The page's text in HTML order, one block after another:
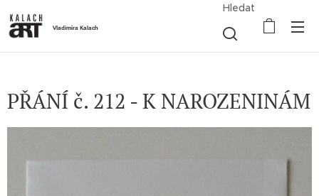
Vladimíra Kalach
Hledat
PŘÁNÍ č. 212 - K NAROZENINÁM